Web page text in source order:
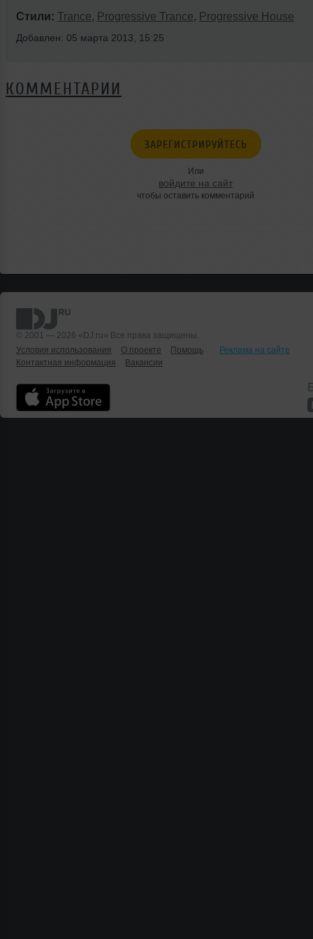
Стили: Trance, Progressive Trance, Progressive House
Добавлен: 05 марта 2013, 15:25
КОММЕНТАРИИ
ЗАРЕГИСТРИРУЙТЕСЬ
Или
войдите на сайт
чтобы оставить комментарий
© 2001 — 2026 «DJ.ru» Все права защищены.
Условия использования
О проекте Помощь
Реклама на сайте
Контактная информация
Вакансии